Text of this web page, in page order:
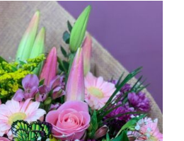
AL CARRITO
/